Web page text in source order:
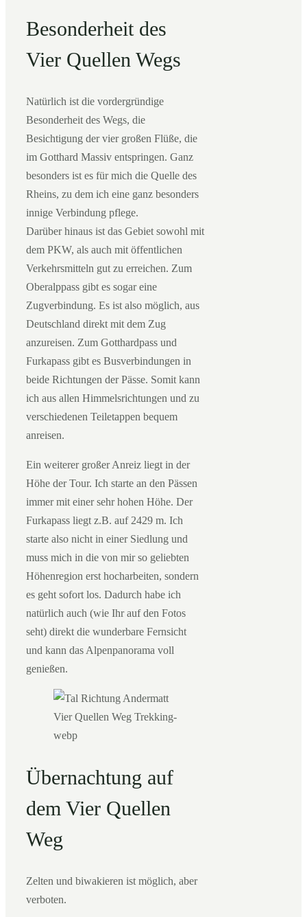
Besonderheit des
Vier Quellen Wegs
Natürlich ist die vordergründige
Besonderheit des Wegs, die
Besichtigung der vier großen Flüße, die
im Gotthard Massiv entspringen. Ganz
besonders ist es für mich die Quelle des
Rheins, zu dem ich eine ganz besonders
innige Verbindung pflege.
Darüber hinaus ist das Gebiet sowohl mit
dem PKW, als auch mit öffentlichen
Verkehrsmitteln gut zu erreichen. Zum
Oberalppass gibt es sogar eine
Zugverbindung. Es ist also möglich, aus
Deutschland direkt mit dem Zug
anzureisen. Zum Gotthardpass und
Furkapass gibt es Busverbindungen in
beide Richtungen der Pässe. Somit kann
ich aus allen Himmelsrichtungen und zu
verschiedenen Teiletappen bequem
anreisen.
Ein weiterer großer Anreiz liegt in der
Höhe der Tour. Ich starte an den Pässen
immer mit einer sehr hohen Höhe. Der
Furkapass liegt z.B. auf 2429 m. Ich
starte also nicht in einer Siedlung und
muss mich in die von mir so geliebten
Höhenregion erst hocharbeiten, sondern
es geht sofort los. Dadurch habe ich
natürlich auch (wie Ihr auf den Fotos
seht) direkt die wunderbare Fernsicht
und kann das Alpenpanorama voll
genießen.
Übernachtung auf
dem Vier Quellen
Weg
Zelten und biwakieren ist möglich, aber
verboten.